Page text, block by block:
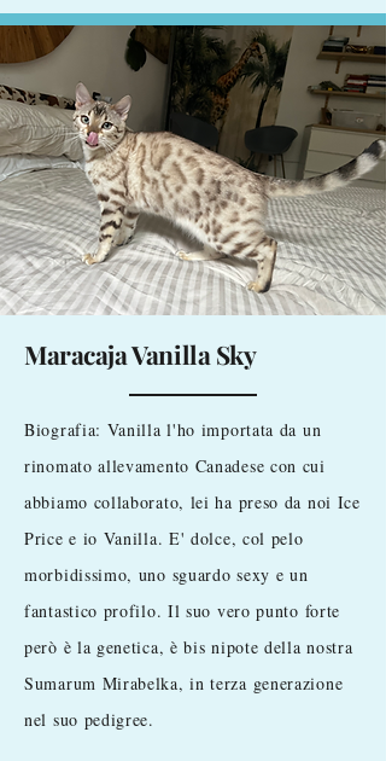
Maracaja Vanilla Sky
Biografia: Vanilla l'ho importata da un
rinomato allevamento Canadese con cui
abbiamo collaborato, lei ha preso da noi Ice
Price e io Vanilla. E' dolce, col pelo
morbidissimo, uno sguardo sexy e un
fantastico profilo. Il suo vero punto forte
però è la genetica, è bis nipote della nostra
Sumarum Mirabelka, in terza generazione
nel suo pedigree.